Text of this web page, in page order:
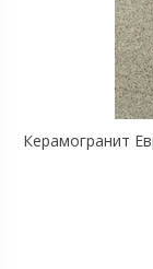
Керамогранит